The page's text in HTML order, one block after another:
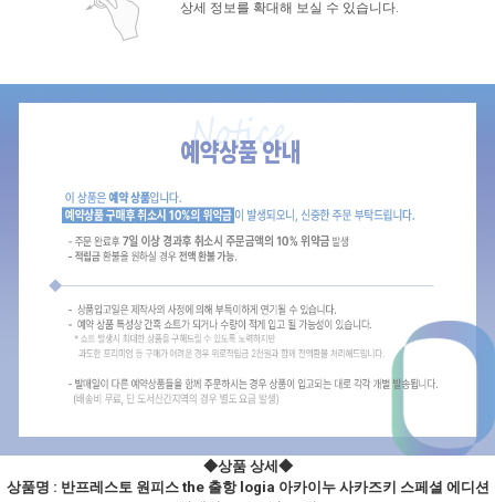
상세 정보를 확대해 보실 수 있습니다.
◆상품 상세◆
상품명 : 반프레스토 원피스 the 출항 logia 아카이누 사카즈키 스페셜 에디션